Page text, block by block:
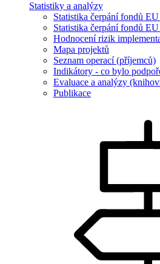
Statistiky a analýzy
Statistika čerpání fondů
Statistika čerpání fondů
Hodnocení rizik
Mapa projektů
Seznam operací (příjemců)
Indikátory - co bylo
Evaluace a analýzy
Publikace